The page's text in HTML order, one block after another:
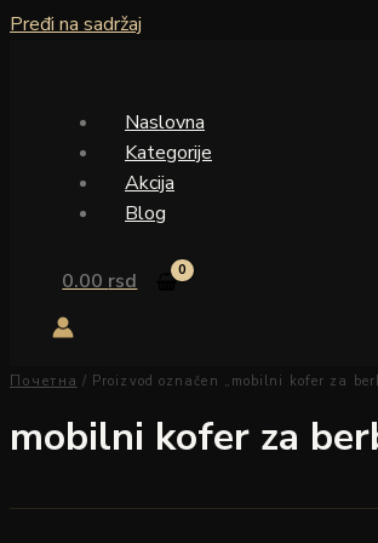
Pređi na sadržaj
Naslovna
Kategorije
Akcija
Blog
0.00 rsd
Почетна / Proizvod označen „mobilni kofer za
mobilni kofer za